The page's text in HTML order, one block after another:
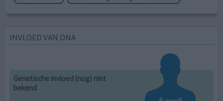
INVLOED VAN DNA
Genetische invloed (nog) niet
bekend